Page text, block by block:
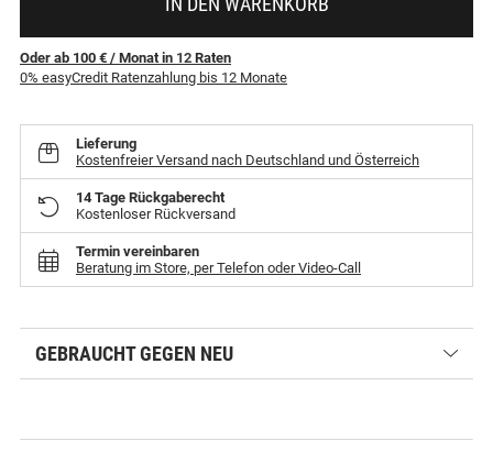
Oder ab 100 € / Monatin 12 Raten
0% easyCredit Ratenzahlung bis 12 Monate
Lieferung
Kostenfreier Versand nach Deutschland und Österreich
14 Tage Rückgaberecht
Kostenloser Rückversand
Termin vereinbaren
Beratung im Store, per Telefon oder Video-Call
GEBRAUCHT GEGEN NEU